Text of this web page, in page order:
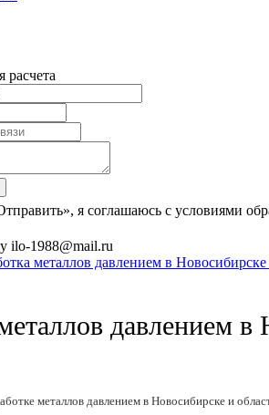
расчета
я соглашаюсь с условиями
ilo-1988@mail.ru
металлов давлением в Новосибирске
давлением в
металлов давлением в Новосибирске и